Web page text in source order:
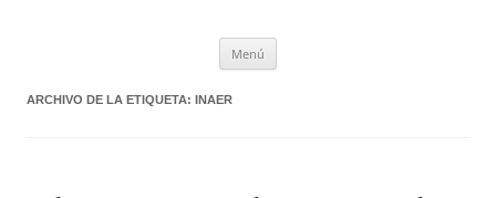
Menú
ARCHIVO DE LA ETIQUETA: INAER